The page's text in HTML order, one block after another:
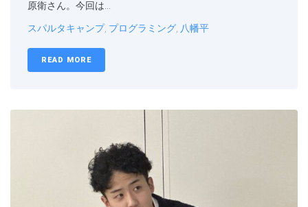
原衛さん。今回は...
スパルタキャンプ, プログラミング 八幡平
READ MORE